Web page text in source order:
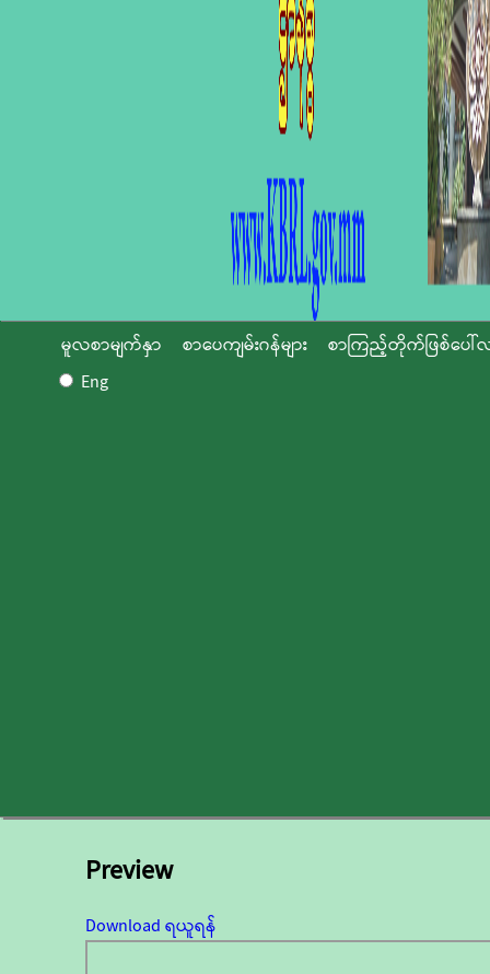
မူလစာမျက်နှာ စာပေကျမ်းဂန်များ
စာကြည့်တိုက်ဖြစ်ပေါ်
Eng
Preview
Download ရယူရန်